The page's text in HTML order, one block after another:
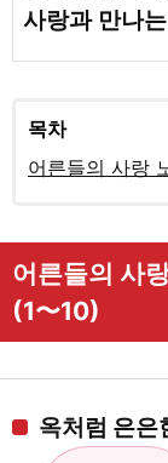
사랑과 만나
목차
어른들의 사랑
어른들의 사
(1〜10)
옥처럼 은은